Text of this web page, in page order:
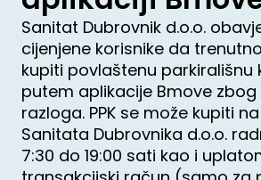
Sanitat Dubrovnik d.o.o.
cijenjene korisnike da
kupiti povlaštenu parkirališnu
putem aplikacije Bmove zbog
razloga. PPK se može kupiti
Sanitata Dubrovnika d.o.o.
7:30 do 19:00 sati kao i